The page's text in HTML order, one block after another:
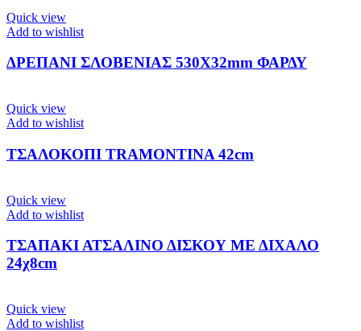
Quick view
Add to wishlist
ΔΡΕΠΑΝΙ ΣΛΟΒΕΝΙΑΣ 530Χ32mm ΦΑΡΔΥ
Quick view
Add to wishlist
ΤΣΑΛΟΚΟΠΙ TRAMONTINA 42cm
Quick view
Add to wishlist
ΤΣΑΠΑΚΙ ΑΤΣΑΛΙΝΟ ΔΙΣΚΟΥ ΜΕ ΔΙΧΑΛΟ
24χ8cm
Quick view
Add to wishlist